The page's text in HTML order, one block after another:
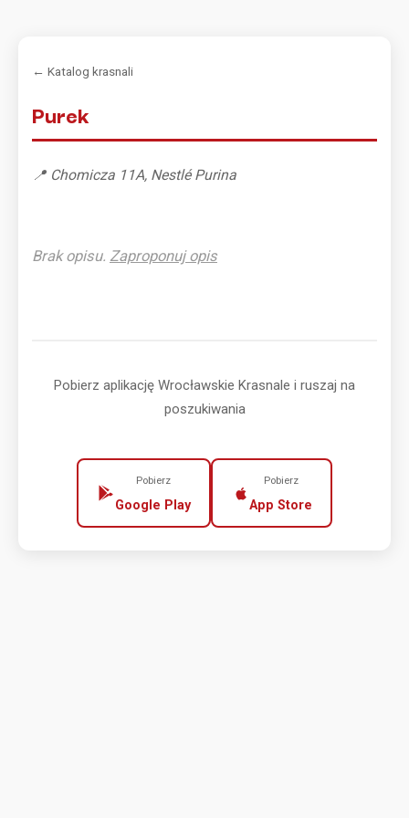
← Katalog krasnali
Purek
📍 Chomicza 11A, Nestlé Purina
Brak opisu. Zaproponuj opis
Pobierz aplikację Wrocławskie Krasnale i ruszaj na
poszukiwania
Pobierz
Google Play
Pobierz
App Store